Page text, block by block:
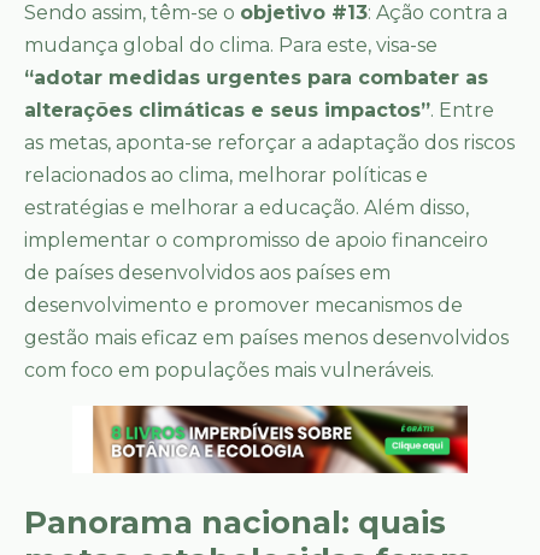
Sendo assim, têm-se o objetivo #13: Ação contra a
mudança global do clima. Para este, visa-se
“adotar medidas urgentes para combater as
alterações climáticas e seus impactos”. Entre
as metas, aponta-se reforçar a adaptação dos riscos
relacionados ao clima, melhorar políticas e
estratégias e melhorar a educação. Além disso,
implementar o compromisso de apoio financeiro
de países desenvolvidos aos países em
desenvolvimento e promover mecanismos de
gestão mais eficaz em países menos desenvolvidos
com foco em populações mais vulneráveis.
Panorama nacional: quais